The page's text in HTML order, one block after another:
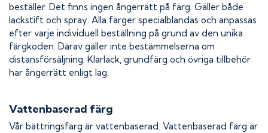
beställer. Det finns ingen ångerrätt på färg. Gäller både
lackstift och spray. Alla färger specialblandas och anpassas
efter varje individuell beställning på grund av den unika
färgkoden. Därav gäller inte bestämmelserna om
distansförsäljning. Klarlack, grundfärg och övriga tillbehör
har ångerrätt enligt lag.
Vattenbaserad färg
Vår bättringsfärg är vattenbaserad. Vattenbaserad färg är